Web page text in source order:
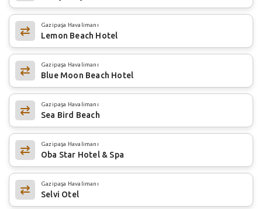
Gazipaşa Havalimanı
Lemon Beach Hotel
Gazipaşa Havalimanı
Blue Moon Beach Hotel
Gazipaşa Havalimanı
Sea Bird Beach
Gazipaşa Havalimanı
Oba Star Hotel & Spa
Gazipaşa Havalimanı
Selvi Otel